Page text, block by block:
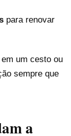
para renovar
um cesto ou
sempre que
a